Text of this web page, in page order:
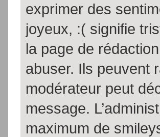
exprimer des
joyeux, :( signifie
la page de
abuser. Ils peuvent
modérateur peut
message.
maximum de